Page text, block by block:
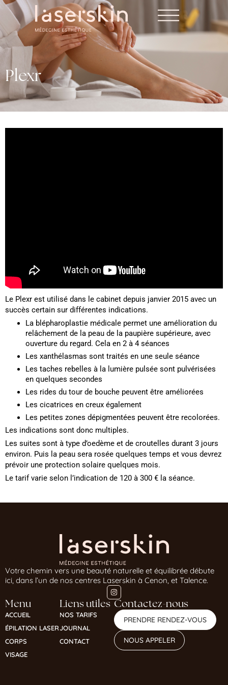
Plexr
Le Plexr est utilisé dans le cabinet depuis janvier 2015 avec un
succès certain sur différentes indications.
La blépharoplastie médicale permet une amélioration du
relâchement de la peau de la paupière supérieure, avec
ouverture du regard. Cela en 2 à 4 séances
Les xanthélasmas sont traités en une seule séance
Les taches rebelles à la lumière pulsée sont pulvérisées
en quelques secondes
Les rides du tour de bouche peuvent être améliorées
Les cicatrices en creux également
Les petites zones dépigmentées peuvent être recolorées.
Les indications sont donc multiples.
Les suites sont à type d’oedème et de croutelles durant 3 jours
environ. Puis la peau sera rosée quelques temps et vous devrez
prévoir une protection solaire quelques mois.
Le tarif varie selon l’indication de 120 à 300 € la séance.
Votre chemin vers une beauté naturelle et équilibrée débute
ici, dans l’un de nos centres Laserskin à Cenon, et Talence.
Menu
ACCUEIL
ÉPILATION LASER
CORPS
VISAGE
Liens utiles
NOS TARIFS
JOURNAL
CONTACT
Contactez-nous
PRENDRE RENDEZ-VOUS
NOUS APPELER